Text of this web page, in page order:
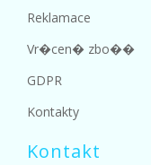
Reklamace
Vr�cen� zbo��
GDPR
Kontakty
Kontakt